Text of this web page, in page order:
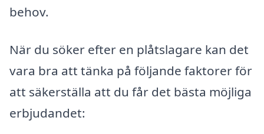
behov.
När du söker efter en plåtslagare kan det
vara bra att tänka på följande faktorer för
att säkerställa att du får det bästa möjliga
erbjudandet: